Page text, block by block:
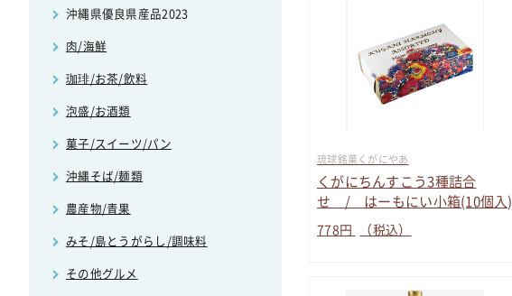
琉球銘菓くがにやあ
くがにちんすこう3種詰合
せ / はーもにい小箱(10個入)
778円 （税込）
沖縄県優良県産品2023
肉/海鮮
珈琲/お茶/飲料
泡盛/お酒類
菓子/スイーツ/パン
沖縄そば/麺類
農産物/青果
みそ/島とうがらし/調味料
その他グルメ